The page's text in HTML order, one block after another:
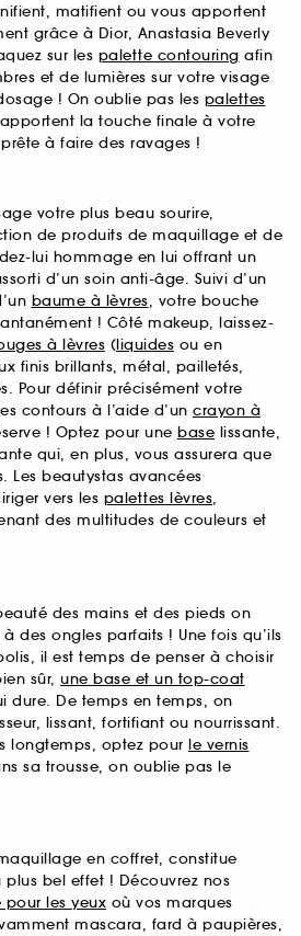
matifient ou vous apportent
grâce à Dior, Anastasia Beverly
sur les palette contouring afin
et de lumières sur votre visage
! On oublie pas les palettes
la touche finale à votre
à faire des ravages !
votre plus beau sourire,
de produits de maquillage et de
lui hommage en lui offrant un
d’un soin anti-âge. Suivi d’un
baume à lèvres, votre bouche
! Côté makeup, laissez-
à lèvres (liquides ou en
finis brillants, métal, pailletés,
Pour définir précisément votre
contours à l’aide d’un crayon à
! Optez pour une base lissante,
qui, en plus, vous assurera que
Les beautystas avancées
vers les palettes lèvres,
des multitudes de couleurs et
des mains et des pieds on
des ongles parfaits ! Une fois qu’ils
il est temps de penser à choisir
sûr, une base et un top-coat
dure. De temps en temps, on
lissant, fortifiant ou nourrissant.
longtemps, optez pour le vernis
sa trousse, on oublie pas le
en coffret, constitue
bel effet ! Découvrez nos
les yeux où vos marques
mascara, fard à paupières,